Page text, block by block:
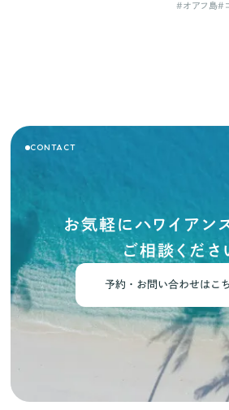
#オアフ島#
CONTACT
お気軽にハワイアン
ご相談くださ
予約・お問い合わせはこ